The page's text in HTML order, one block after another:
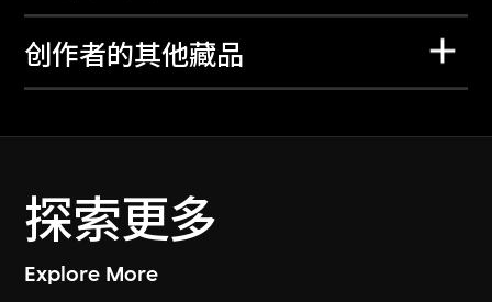
创作者的其他藏品
探索更多
Explore More